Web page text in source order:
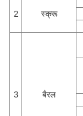
2 स्क्रू
3 बैरल